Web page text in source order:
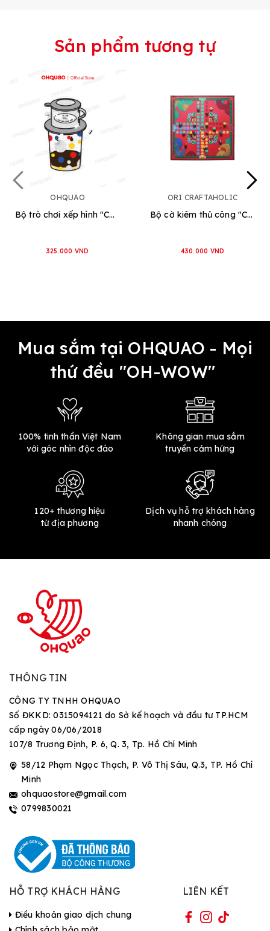
Sản phẩm tương tự
OHQUAO
Bộ trò chơi xếp hình "Cà Phê Phin"
325.000 VND
ORI CRAFTAHOLIC
Bộ cờ kiêm thủ công "CỜ NẤM" (Cờ Cá Ngựa)
430.000 VND
Mua sắm tại OHQUAO - Mọi
thứ đều "OH-WOW"
100% tinh thần Việt Nam
với góc nhìn độc đáo
Không gian mua sắm
truyền cảm hứng
120+ thương hiệu
từ địa phương
Dịch vụ hỗ trợ khách hàng
nhanh chóng
THÔNG TIN
CÔNG TY TNHH OHQUAO
Số ĐKKD: 0315094121 do Sở kế hoạch và đầu tư TP.HCM
cấp ngày 06/06/2018
107/8 Trương Định, P. 6, Q. 3, Tp. Hồ Chí Minh
58/12 Phạm Ngọc Thạch, P. Võ Thị Sáu, Q.3, TP. Hồ Chí
Minh
ohquaostore@gmail.com
0799830021
HỖ TRỢ KHÁCH HÀNG
Điều khoản giao dịch chung
LIÊN KẾT